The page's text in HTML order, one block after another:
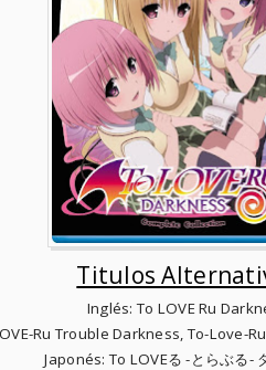
Titulos
Inglés: To LOVE Ru
Ru Trouble Darkness, To-Love-
Japonés: To LOVEる -とらぶる-